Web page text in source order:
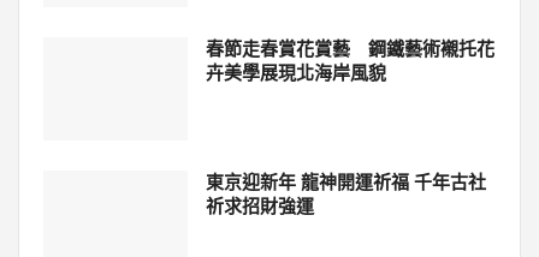
春節走春賞花賞藝 鋼鐵藝術襯托花
卉美學展現北海岸風貌
東京迎新年 龍神開運祈福 千年古社
祈求招財強運